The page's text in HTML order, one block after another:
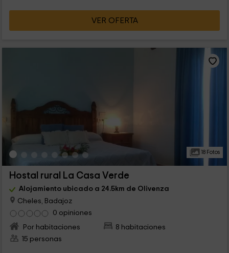
VER OFERTA
18 Fotos
Hostal rural La Casa Verde
Alojamiento ubicado a 24.5km de Olivenza
Cheles, Badajoz
0 opiniones
Por habitaciones
8 habitaciones
15 personas